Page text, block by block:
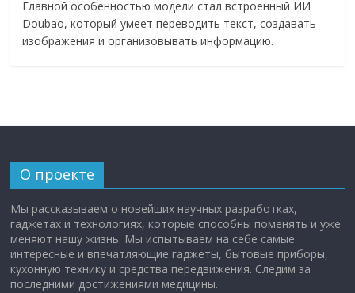
Главной особенностью модели стал встроенный ИИ
Doubao, который умеет переводить текст, создавать
изображения и организовывать информацию.
О проекте
Мы рассказываем о новейших научных разработках,
гаджетах и технологиях, которые способны поменять и уже
меняют нашу жизнь. Мы испытываем на себе самые
интересные и впечатляющие гаджеты, бытовые приборы,
кухонную технику и средства передвижения. Следим за
последними достижениями медицины.